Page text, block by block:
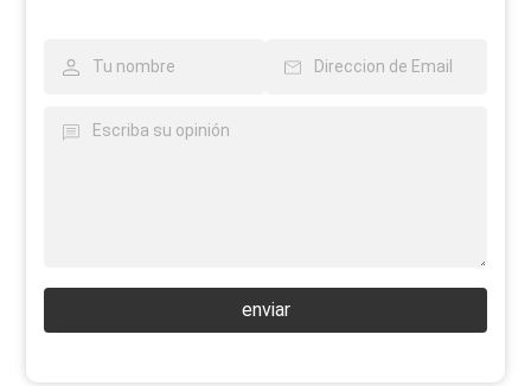
enviar